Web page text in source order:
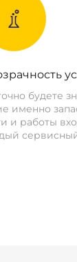
будете
именно
и работы